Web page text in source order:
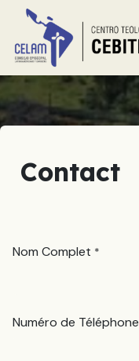
Se rendre au contenu
Contact
Nom Complet *
Numéro de Téléphone